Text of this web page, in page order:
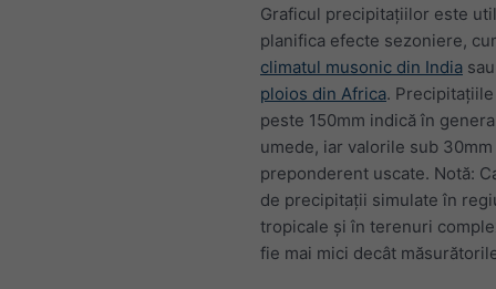
Graficul precipitațiilor este
planifica efecte sezoniere,
climatul musonic din India
ploios din Africa.
peste 150mm indică în
umede, iar valorile sub
preponderent uscate. Notă:
de precipitații simulate în
tropicale și în terenuri
fie mai mici decât